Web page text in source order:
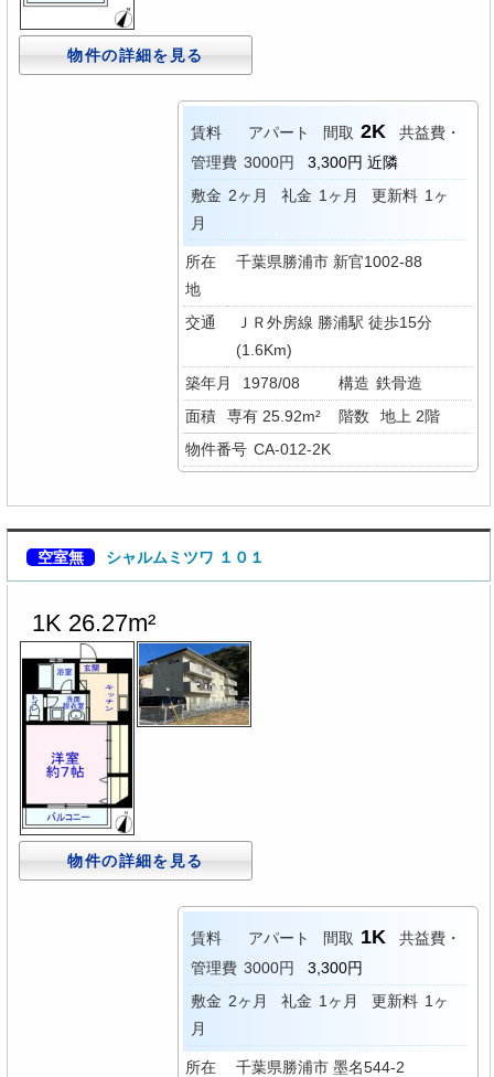
物件の詳細を見る
賃料 アパート 間取 2K
共益費・
管理費 3000円
3,300円 近隣
敷金 2ヶ月 礼金 1ヶ月 更新料 1ヶ
月
所在
地
千葉県勝浦市 新官1002-88
交通
ＪＲ外房線 勝浦駅 徒歩15分
(1.6Km)
築年月
1978/08 構造 鉄骨造
面積
専有 25.92m² 階数
地上 2階
物件番号 CA-012-2K
空室無 シャルムミツワ １０１
1K 26.27m²
物件の詳細を見る
賃料 アパート 間取 1K
共益費・
管理費 3000円
3,300円
敷金 2ヶ月 礼金 1ヶ月 更新料 1ヶ
月
所在
千葉県勝浦市 墨名544-2